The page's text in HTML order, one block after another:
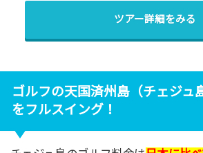
ツアー詳細をみる
ゴルフの天国済州島（チェジュ
をフルスイング！